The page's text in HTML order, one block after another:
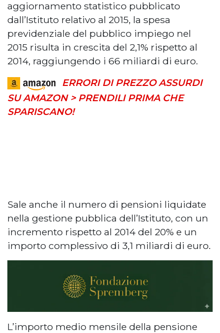
aggiornamento statistico pubblicato
dall’Istituto relativo al 2015, la spesa
previdenziale del pubblico impiego nel
2015 risulta in crescita del 2,1% rispetto al
2014, raggiungendo i 66 miliardi di euro.
ERRORI DI PREZZO ASSURDI
SU AMAZON > PRENDILI PRIMA CHE
SPARISCANO!
Sale anche il numero di pensioni liquidate
nella gestione pubblica dell’Istituto, con un
incremento rispetto al 2014 del 20% e un
importo complessivo di 3,1 miliardi di euro.
L’importo medio mensile della pensione